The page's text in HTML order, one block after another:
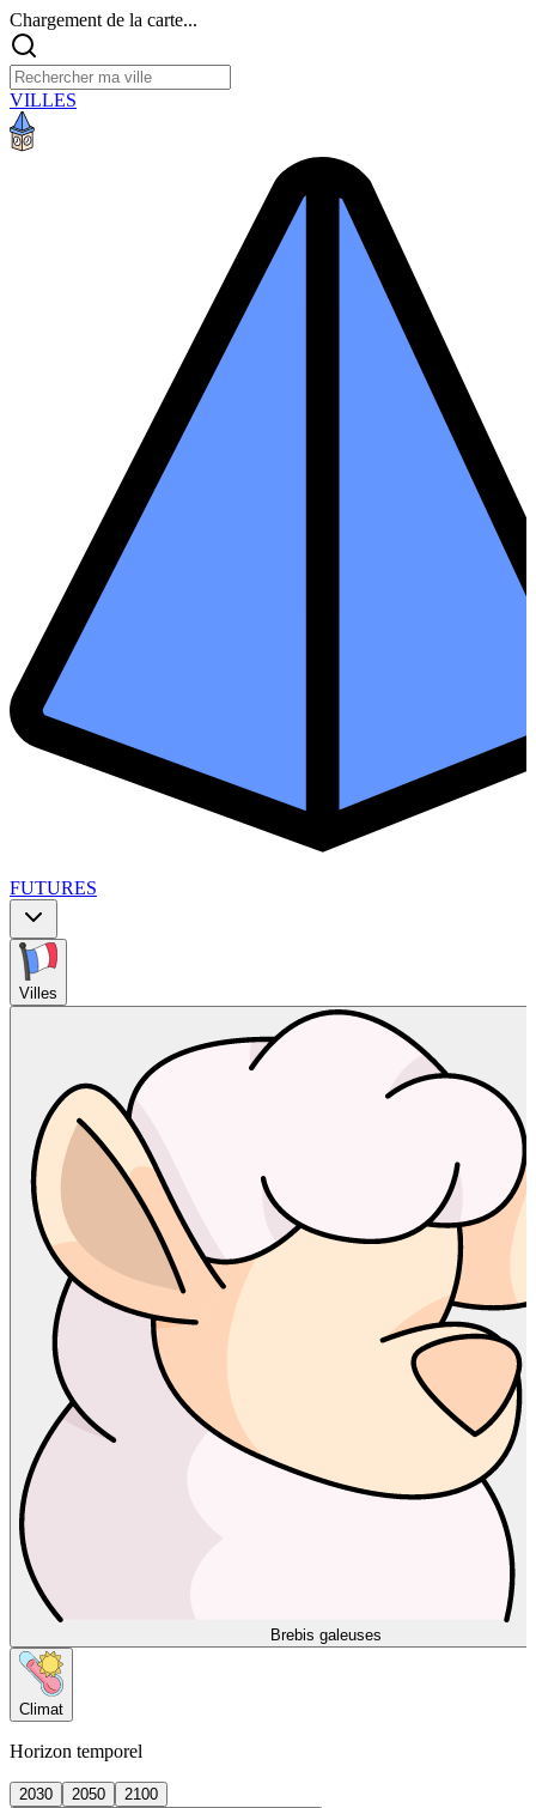
Chargement de la carte...
VILLES
FUTURES
Villes
Brebis galeuses
Climat
Horizon temporel
2030 2050
2100